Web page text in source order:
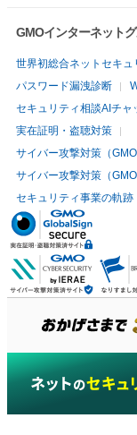
GMOインターネット
世界初総合ネットセキュ
パスワード漏洩診断
セキュリティ相談AIチャ
実在証明・盗聴対策
サイバー攻撃対策（
サイバー攻撃対策（GMO
セキュリティ事業の軌跡